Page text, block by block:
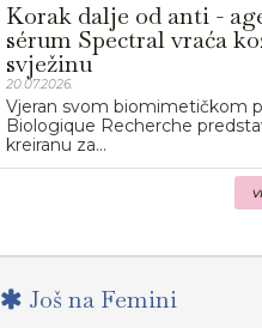
Korak dalje od anti -
sérum Spectral vraća
svježinu
20.07.2026.
Vjeran svom biomimetičkom
Biologique Recherche
kreiranu za...
Još na Femini